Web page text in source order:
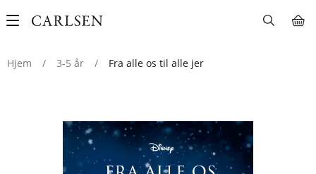
Main
Hjem
/ 3-5 år / Fra alle os til alle jer